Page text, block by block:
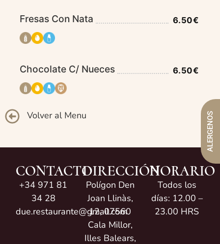
Fresas Con Nata 6.50€
Chocolate C/ Nueces 6.50€
Volver al Menu ALERGENOS
CONTACTO
+34 971 81
34 28
due.restaurante@gmail.com
DIRECCIÓN
Polígon Den
Joan Llinàs,
12, 07560
Cala Millor,
Illes Balears,
HORARIO
Todos los
días: 12.00 –
23.00 HRS